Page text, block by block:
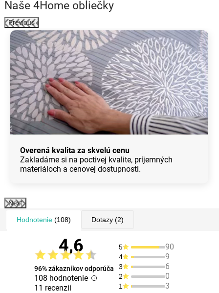
Naše 4Home obliečky
Previous
Overená kvalita za skvelú cenu
Zakladáme si na poctivej kvalite, príjemných
materiáloch a cenovej dostupnosti.
Next
Hodnotenie(108) Dotazy(2)
4,6
96% zákazníkov odporúča
108 hodnotenie
11 recenzií
5 90
4 9
3 6
2 0
1 3